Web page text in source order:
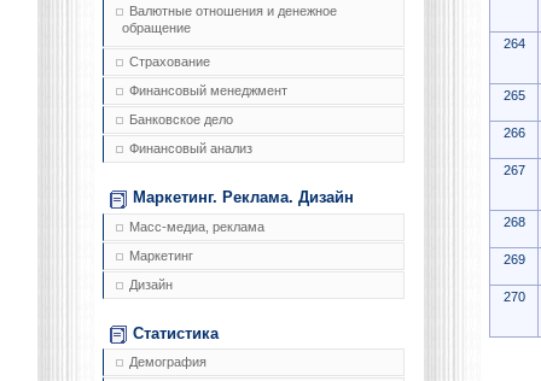
Валютные отношения и денежное
обращение
Страхование
Финансовый менеджмент
Банковское дело
Финансовый анализ
Маркетинг. Реклама. Дизайн
Масс-медиа, реклама
Маркетинг
Дизайн
Статистика
Демография
264
265
266
267
268
269
270